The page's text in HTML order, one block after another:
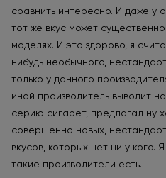
сравнить интересно. И даже у
тот же вкус может
моделях. И это здорово, я
нибудь необычного,
только у данного
иной производитель выводит
серию сигарет, предлагал ну
совершенно новых,
вкусов, которых нет ни у кого.
такие производители есть.